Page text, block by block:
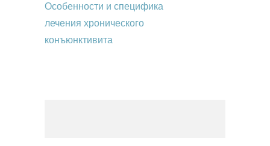
Особенности и специфика
лечения хронического
конъюнктивита